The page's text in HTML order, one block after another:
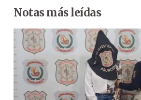
Notas más leídas